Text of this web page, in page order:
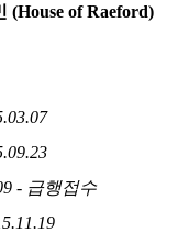
(House of Raeford)
- 급행접수